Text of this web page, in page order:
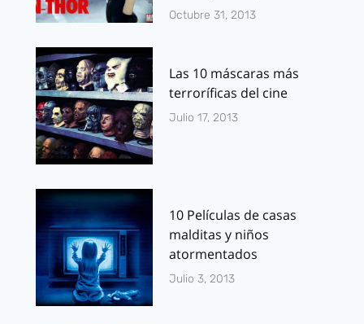
Octubre 31, 2013
Las 10 máscaras más
terroríficas del cine
Julio 17, 2013
10 Películas de casas
malditas y niños
atormentados
Julio 3, 2013